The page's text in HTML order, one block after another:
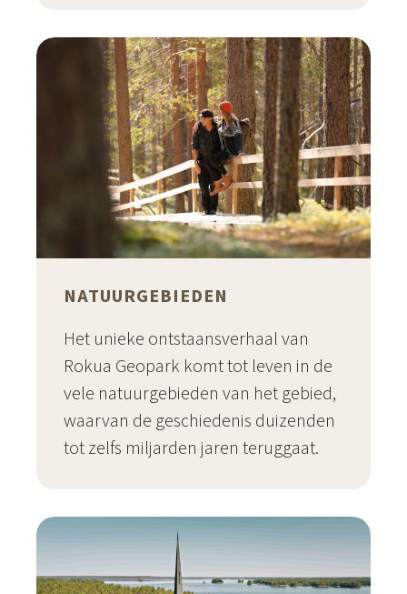
NATUURGEBIEDEN
Het unieke ontstaansverhaal van
Rokua Geopark komt tot leven in de
vele natuurgebieden van het gebied,
waarvan de geschiedenis duizenden
tot zelfs miljarden jaren teruggaat.